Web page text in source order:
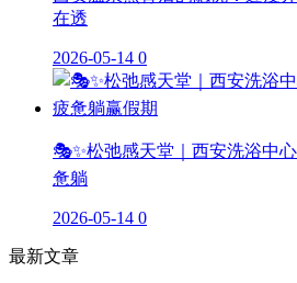
在透
2026-05-14 0
🎭✨松弛感天堂｜西安洗浴中
惫躺
2026-05-14 0
最新文章